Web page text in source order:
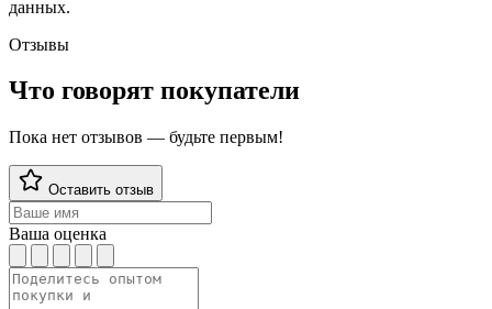
данных.
Отзывы
Что говорят покупатели
Пока нет отзывов — будьте первым!
Оставить отзыв
Ваша оценка